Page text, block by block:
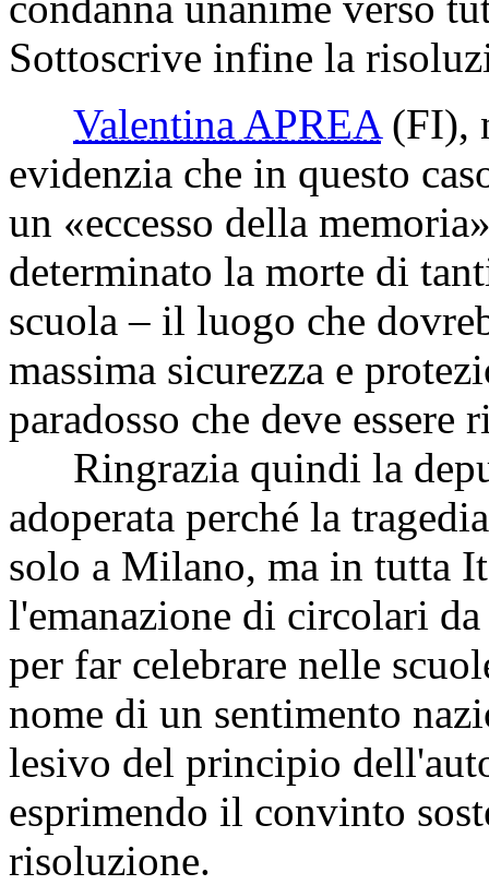
Sottoscrive infine la
Valentina APREA (FI),
evidenzia che in questo
un «eccesso della
determinato la morte di
scuola – il luogo che
massima sicurezza e
paradosso che deve essere
Ringrazia quindi la
adoperata perché la
solo a Milano, ma in tutta
l'emanazione di circolari
per far celebrare nelle
nome di un sentimento
lesivo del principio
esprimendo il convinto
risoluzione.